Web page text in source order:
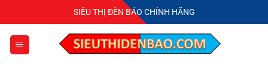
qua
nội
dung
SIÊU THỊ ĐÈN BÁO CHÍNH HÃNG